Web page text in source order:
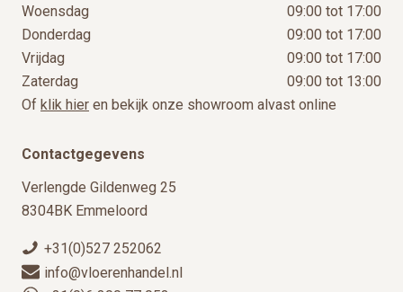
Woensdag
09:00 tot 17:00
Donderdag
09:00 tot 17:00
Vrijdag
09:00 tot 17:00
Zaterdag
09:00 tot 13:00
Of klik hier en bekijk onze showroom alvast online
Contactgegevens
Verlengde Gildenweg 25
8304BK Emmeloord
+31(0)527 252062
info@vloerenhandel.nl